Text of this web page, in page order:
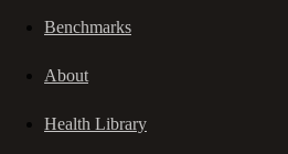
Benchmarks
About
Health Library